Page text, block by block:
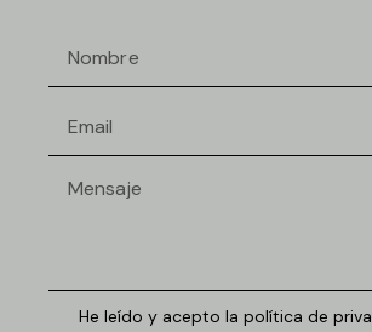
He leído y acepto la política de